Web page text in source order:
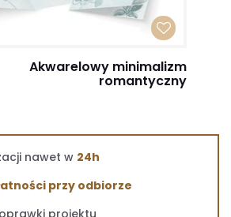
Akwarelowy minimalizm
romantyczny
nawet w 24h
przy odbiorze